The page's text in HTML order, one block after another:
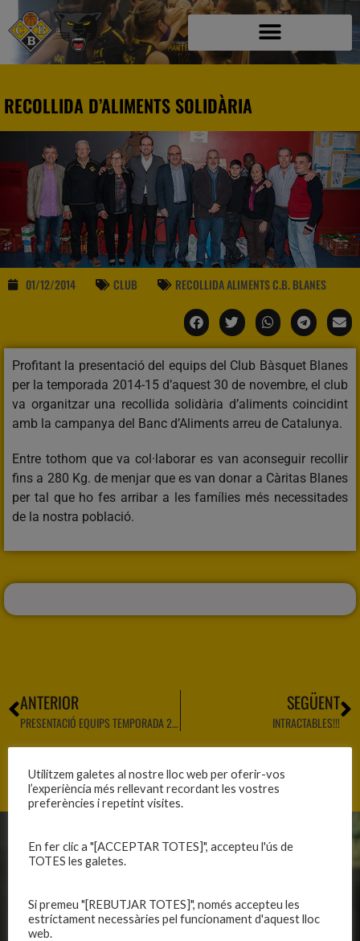
RECOLLIDA D’ALIMENTS SOLIDÀRIA
01/12/2014 CLUB RECOLLIDA ALIMENTS C.B. BLANES
Profitant la presentació del equips del Club Bàsquet Blanes
per la temporada 2014-15 d’aquest 30 de novembre, el club
va organitzar una recollida solidària d’aliments coincidint
amb la campanya del Banc d’Aliments arreu de Catalunya.
Entre tothom que va col·laborar es van aconseguir recollir
fins a 280 Kg. de menjar que es van donar a Càritas Blanes
per tal que ho fes arribar a les famílies més necessitades
de la nostra població.
ANTERIOR
PRESENTACIÓ EQUIPS TEMPORADA 2014-15
SEGÜENT
INTRACTABLES!!!
CLUB
Organització
Publicacions
EQUIPS
Primer equip femení
Equips masculins
Utilitzem galetes al nostre lloc web per oferir-vos
l’experiència més rellevant recordant les vostres
preferències i repetint visites.
En fer clic a "[ACCEPTAR TOTES]", accepteu l'ús de
TOTES les galetes.
Si premeu "[REBUTJAR TOTES]", només accepteu les
estrictament necessàries pel funcionament d'aquest lloc
web.